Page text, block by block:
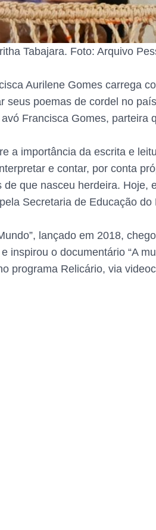
Tabajara. Foto: Arquivo
Aurilene Gomes carrega
poemas de cordel no
Francisca Gomes,
a importância da escrita e
e contar, por conta
que nasceu herdeira. Hoje,
Secretaria de Educação
lançado em 2018,
o documentário “A
programa Relicário, via